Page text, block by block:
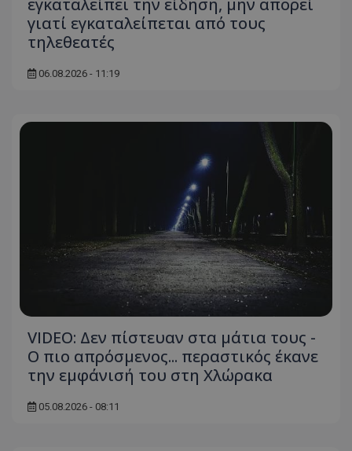
γιατί εγκαταλείπεται από τους
τηλεθεατές
06.08.2026 - 11:19
VIDEO: Δεν πίστευαν στα μάτια τους -
Ο πιο απρόσμενος... περαστικός έκανε
την εμφάνισή του στη Χλώρακα
05.08.2026 - 08:11